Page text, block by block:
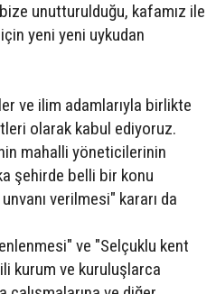
unutturulduğu, kafamız ile
yeni yeni uykudan
ve ilim adamlarıyla birlikte
olarak kabul ediyoruz.
mahalli yöneticilerinin
şehirde belli bir konu
verilmesi" kararı da
ve "Selçuklu kent
kurum ve kuruluşlarca